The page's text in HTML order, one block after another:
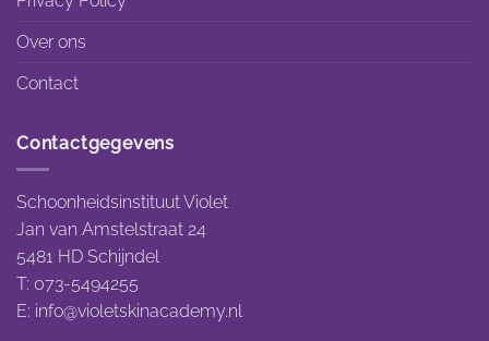
Over ons
Contact
Contactgegevens
Schoonheidsinstituut Violet
Jan van Amstelstraat 24
5481 HD Schijndel
T: 073-5494255
E: info@violetskinacademy.nl